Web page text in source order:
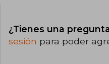
¿Tienes una
sesión para poder